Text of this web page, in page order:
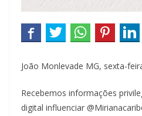
João Monlevade MG, sexta-
Recebemos informações
digital influenciar